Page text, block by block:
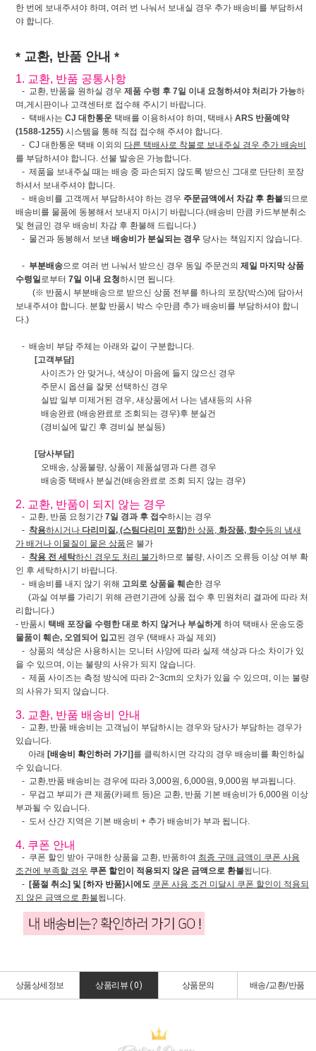
한 번에 보내주셔야 하며, 여러 번 나눠서 보내실 경우 추가 배송비를 부담하셔
야 합니다.
* 교환, 반품 안내 *
1. 교환, 반품 공통사항
- 교환, 반품을 원하실 경우 제품 수령 후 7일 이내 요청하셔야 처리가 가능하
며,게시판이나 고객센터로 접수해 주시기 바랍니다.
- 택배사는 CJ 대한통운 택배를 이용하셔야 하며, 택배사 ARS 반품예약
(1588-1255) 시스템을 통해 직접 접수해 주셔야 합니다.
- CJ 대한통운 택배 이외의 다른 택배사로 착불로 보내주실 경우 추가 배송비
를 부담하셔야 합니다. 선불 발송은 가능합니다.
- 제품을 보내주실 때는 배송 중 파손되지 않도록 받으신 그대로 단단히 포장
하셔서 보내주셔야 합니다.
- 배송비를 고객께서 부담하셔야 하는 경우 주문금액에서 차감 후 환불되므로
배송비를 물품에 동봉해서 보내지 마시기 바랍니다.(배송비 만큼 카드부분취소
및 현금인 경우 배송비 차감 후 환불해 드립니다.)
- 물건과 동봉해서 보낸 배송비가 분실되는 경우 당사는 책임지지 않습니다.
- 부분배송으로 여러 번 나눠서 받으신 경우 동일 주문건의 제일 마지막 상품
수령일 로부터 7일 이내 요청하시면 됩니다.
(※ 반품시 부분배송으로 받으신 상품 전부를 하나의 포장(박스)에 담아서
보내주셔야 합니다. 분할 반품시 박스 수만큼 추가 배송비를 부담하셔야 합니
다.)
- 배송비 부담 주체는 아래와 같이 구분합니다.
[고객부담]
사이즈가 안 맞거나, 색상이 마음에 들지 않으신 경우
주문시 옵션을 잘못 선택하신 경우
실밥 일부 미제거된 경우, 새상품에서 나는 냄새등의 사유
배송완료 (배송완료로 조회되는 경우)후 분실건
(경비실에 맡긴 후 경비실 분실등)
[당사부담]
오배송, 상품불량, 상품이 제품설명과 다른 경우
배송중 택배사 분실건(배송완료로 조회 되지 않는 경우)
2. 교환, 반품이 되지 않는 경우
- 교환, 반품 요청기간 7일 경과 후 접수하시는 경우
- 착용하시거나 다리미질, (스팀다리미 포함)한 상품, 화장품, 향수등의 냄새
가 배거나 이물질이 뭍은 상품은 불가
- 착용 전 세탁하신 경우도 처리 불가하므로 불량, 사이즈 오류등 이상 여부 확
인 후 세탁하시기 바랍니다.
- 배송비를 내지 않기 위해 고의로 상품을 훼손한 경우
(과실 여부를 가리기 위해 관련기관에 상품 접수 후 민원처리 결과에 따라 처
리합니다.)
- 반품시 택배 포장을 수령한 대로 하지 않거나 부실하게 하여 택배사 운송도중
물품이 훼손, 오염되어 입고된 경우 (택배사 과실 제외)
- 상품의 색상은 사용하시는 모니터 사양에 따라 실제 색상과 다소 차이가 있
을 수 있으며, 이는 불량의 사유가 되지 않습니다.
- 제품 사이즈는 측정 방식에 따라 2~3cm의 오차가 있을 수 있으며, 이는 불량
의 사유가 되지 않습니다.
3. 교환, 반품 배송비 안내
- 교환, 반품 배송비는 고객님이 부담하시는 경우와 당사가 부담하는 경우가
있습니다.
아래 [배송비 확인하러 가기]를 클릭하시면 각각의 경우 배송비를 확인하실
수 있습니다.
- 교환,반품 배송비는 경우에 따라 3,000원, 6,000원, 9,000원 부과됩니다.
- 무겁고 부피가 큰 제품(카페트 등)은 교환, 반품 기본 배송비가 6,000원 이상
부과될 수 있습니다.
- 도서 산간 지역은 기본 배송비 + 추가 배송비가 부과 됩니다.
4. 쿠폰 안내
- 쿠폰 할인 받아 구매한 상품을 교환, 반품하여 최종 구매 금액이 쿠폰 사용
조건에 부족할 경우 쿠폰 할인이 적용되지 않은 금액으로 환불됩니다.
- [품절 취소] 및 [하자 반품]시에도 쿠폰 사용 조건 미달시 쿠폰 할인이 적용되
지 않은 금액으로 환불됩니다.
상품상세정보 상품리뷰 (0) 상품문의 배송/교환/반품